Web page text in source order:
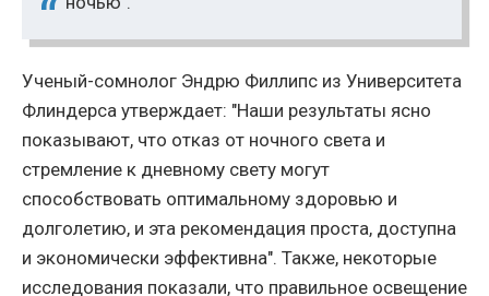
Ученый-сомнолог Эндрю Филлипс из Университета
Флиндерса утверждает: "Наши результаты ясно
показывают, что отказ от ночного света и
стремление к дневному свету могут
способствовать оптимальному здоровью и
долголетию, и эта рекомендация проста, доступна
и экономически эффективна". Также, некоторые
исследования показали, что правильное освещение